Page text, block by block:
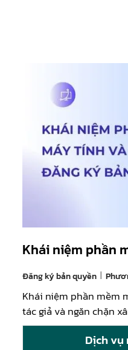
Khái niệm phần
Đăng ký bản quyền |
Khái niệm phần mềm
tác giả và ngăn chặn
Dịch